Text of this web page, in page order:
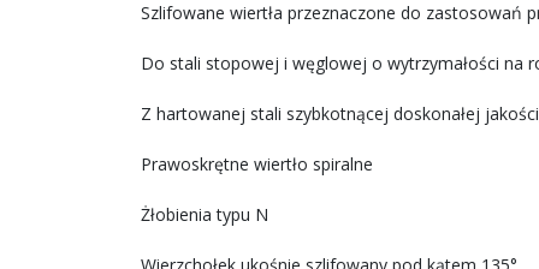
Szlifowane wiertła przeznaczone do zastosowań
Do stali stopowej i węglowej o wytrzymałości na
Z hartowanej stali szybkotnącej doskonałej
Prawoskrętne wiertło spiralne
Żłobienia typu N